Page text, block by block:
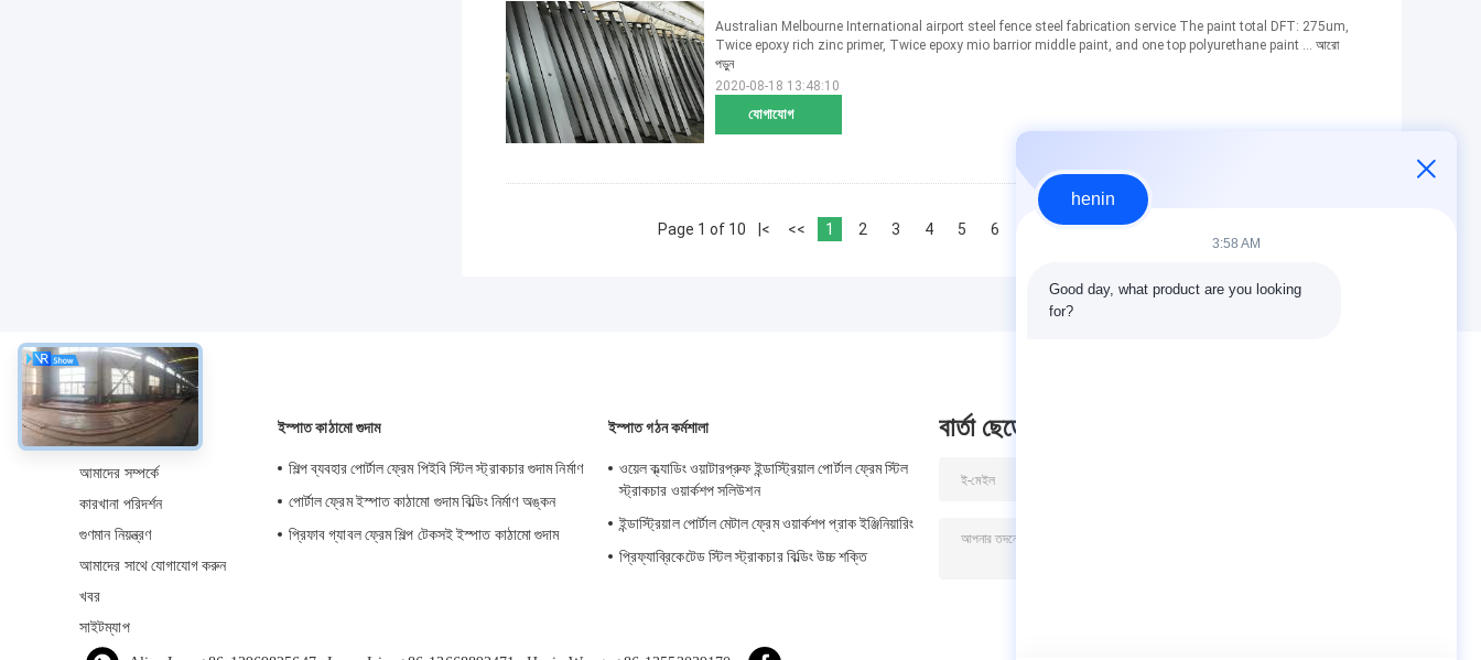
যোগাযোগ
Australian Melbourne International airport steel fence steel fabrication service The paint total DFT: 275um,
Twice epoxy rich zinc primer, Twice epoxy mio barrior middle paint, and one top polyurethane paint ... আরো
পড়ুন
2020-08-18 13:48:10
Page 1 of 10 |< << 1 2 3 4 5 6 8 9 10
সম্বন্ধে
আমাদের সম্পর্কে
কারখানা পরিদর্শন
গুণমান নিয়ন্ত্রণ
আমাদের সাথে যোগাযোগ করুন
খবর
সাইটম্যাপ
ইস্পাত কাঠামো গুদাম
শিল্প ব্যবহার পোর্টাল ফ্রেম পিইবি স্টিল স্ট্রাকচার গুদাম নির্মাণ
পোর্টাল ফ্রেম ইস্পাত কাঠামো গুদাম বিল্ডিং নির্মাণ অঙ্কন
প্রিফাব গ্যাবল ফ্রেম শিল্প টেকসই ইস্পাত কাঠামো গুদাম
ইস্পাত গঠন কর্মশালা
ওয়েল ক্ল্যাডিং ওয়াটারপ্রুফ ইন্ডাস্ট্রিয়াল পোর্টাল ফ্রেম স্টিল
স্ট্রাকচার ওয়ার্কশপ সলিউশন
ইন্ডাস্ট্রিয়াল পোর্টাল মেটাল ফ্রেম ওয়ার্কশপ প্রাক ইঞ্জিনিয়ারিং
প্রিফ্যাব্রিকেটেড স্টিল স্ট্রাকচার বিল্ডিং উচ্চ শক্তি
বার্তা ছেড়ে
henin
3:58 AM
Good day, what product are you looking
for?